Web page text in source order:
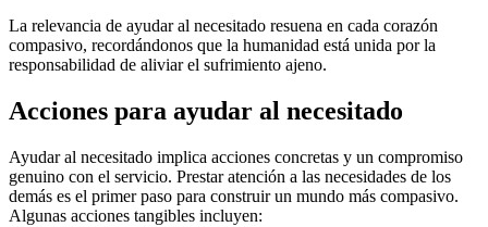
La relevancia de ayudar al necesitado resuena en cada corazón
compasivo, recordándonos que la humanidad está unida por la
responsabilidad de aliviar el sufrimiento ajeno.
Acciones para ayudar al necesitado
Ayudar al necesitado implica acciones concretas y un compromiso
genuino con el servicio. Prestar atención a las necesidades de los
demás es el primer paso para construir un mundo más compasivo.
Algunas acciones tangibles incluyen: